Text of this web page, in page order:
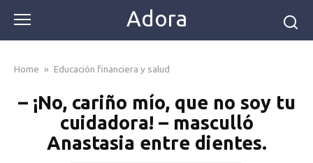
content
Adora
Home » Educación financiera y salud
– ¡No, cariño mío, que no soy tu
cuidadora! – masculló
Anastasia entre dientes.